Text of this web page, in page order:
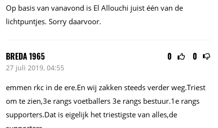
Op basis van vanavond is El Allouchi juist één van de
lichtpuntjes. Sorry daarvoor.
0 0
BREDA 1965
27 juli 2019, 04:55
emmen rkc in de ere.En wij zakken steeds verder weg.Triest
om te zien,3e rangs voetballers 3e rangs bestuur.1e rangs
supporters.Dat is eigelijk het triestigste van alles,de